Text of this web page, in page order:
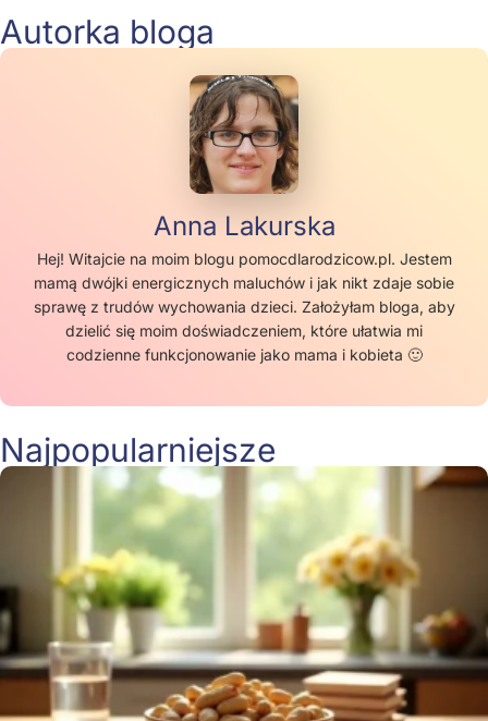
Autorka bloga
Anna Lakurska
Hej! Witajcie na moim blogu pomocdlarodzicow.pl. Jestem
mamą dwójki energicznych maluchów i jak nikt zdaje sobie
sprawę z trudów wychowania dzieci. Założyłam bloga, aby
dzielić się moim doświadczeniem, które ułatwia mi
codzienne funkcjonowanie jako mama i kobieta 🙂
Najpopularniejsze